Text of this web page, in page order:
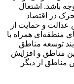
باشد. اشتغال
در اقتصاد
عدالت و حمایت از
منطقه‌ای همراه با
توسعه مناطق
مناطق و افزایش
از دیگر